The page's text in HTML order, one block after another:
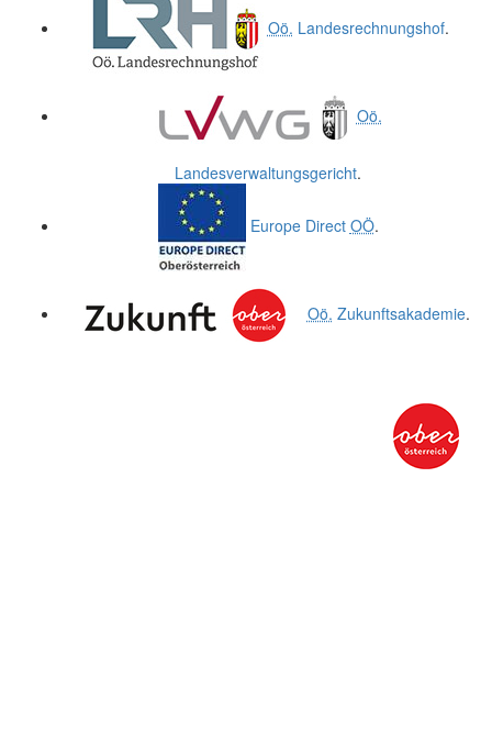
Oö. Landesrechnungshof.
Oö.
Landesverwaltungsgericht.
Europe Direct OÖ.
Oö. Zukunftsakademie.